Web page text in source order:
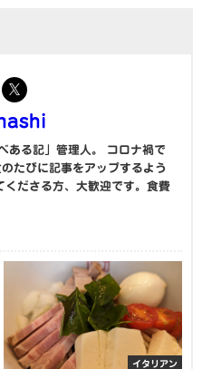
ある記」管理人。 コロナ禍で
たびに記事をアップするよう
くださる方、大歓迎です。食費
イタリアン